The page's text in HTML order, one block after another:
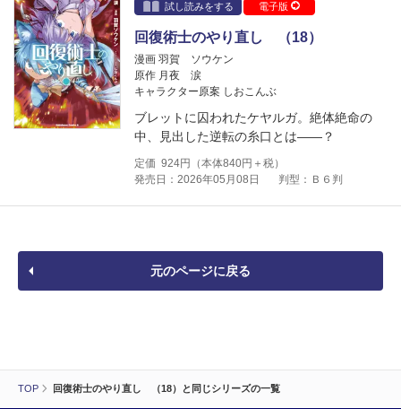
TOP 回復術士のやり直し （18）と同じシリーズの一覧
試し読みをする
電子版
回復術士のやり直し （18）
漫画 羽賀 ソウケン
原作 月夜 涙
キャラクター原案 しおこんぶ
ブレットに囚われたケヤルガ。絶体絶命の
中、見出した逆転の糸口とは――？
定価 924円（本体840円＋税）
発売日：2026年05月08日
判型：Ｂ６判
元のページに戻る